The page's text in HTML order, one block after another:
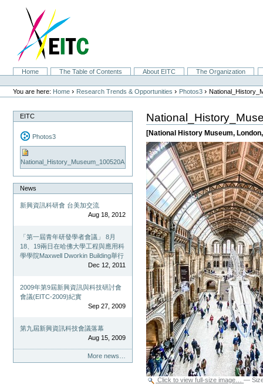
navigation
SectionsHome The Table of Contents About EITC
The Organization
Personal
tools
You are here: Home › Research Trends & Opportunities › Photos3 ›
EITC
Photos3
National_History_Museum_100520A
News
新興資訊科研會 台美加交流
Aug 18, 2012
「第一屆青年研發學者會議」 8月
18、19兩日在哈佛大學工程與應用科
學學院Maxwell Dworkin Building舉行
Dec 12, 2011
2009年第9屆新興資訊與科技研討會
會議(EITC-2009)紀實
Sep 27, 2009
第九屆新興資訊科技會議落幕
Aug 15, 2009
More news…
[National History Museum,
Click to view full-size image… —